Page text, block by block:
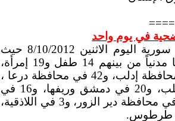
في يوم واحد
يوم دام آخر شهدته سورية اليوم الاثنين 8/10/2012 حيث
قتل فيه 181 مواطنا مدنياً من بينهم 14 طفل و19 إمرأة،
قضى منهم 57 في محافظة إدلب، و42 في محافظة درعا ،
و35 في محافظة حلب، و20 في دمشق وريفها، و16 في
محافظة حمص، و4 في محافظة دير الزور، و3 في اللاذقية،